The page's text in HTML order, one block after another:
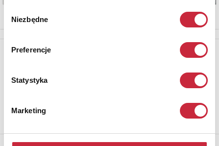
zgody
Niezbędne
Preferencje
Statystyka
Marketing